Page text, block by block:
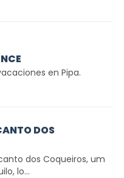
en Pipa.
DOS
dos Coqueiros, um
lo...